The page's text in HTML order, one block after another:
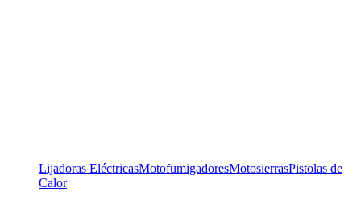
Lijadoras EléctricasMotofumigadoresMotosierrasPistolas de
Calor